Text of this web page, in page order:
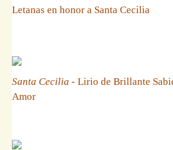
Letanas en honor a Santa Cecilia
Santa Cecilia - Lirio de Brillante
Amor